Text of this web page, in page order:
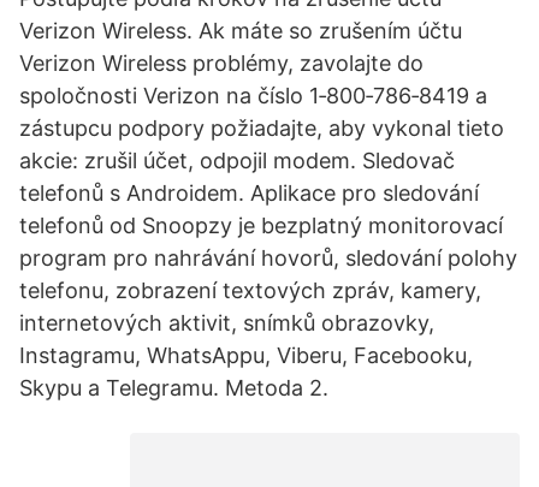
Verizon Wireless. Ak máte so zrušením účtu
Verizon Wireless problémy, zavolajte do
spoločnosti Verizon na číslo 1‑800‑786‑8419 a
zástupcu podpory požiadajte, aby vykonal tieto
akcie: zrušil účet, odpojil modem. Sledovač
telefonů s Androidem. Aplikace pro sledování
telefonů od Snoopzy je bezplatný monitorovací
program pro nahrávání hovorů, sledování polohy
telefonu, zobrazení textových zpráv, kamery,
internetových aktivit, snímků obrazovky,
Instagramu, WhatsAppu, Viberu, Facebooku,
Skypu a Telegramu. Metoda 2.